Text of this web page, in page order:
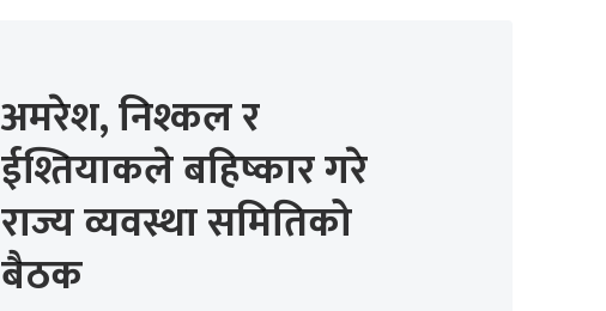
अमरेश, निश्कल र
ईश्तियाकले बहिष्कार गरे
राज्य व्यवस्था समितिको
बैठक